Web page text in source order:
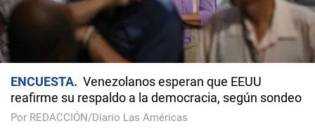
ENCUESTA
Venezolanos esperan que EEUU
reafirme su respaldo a la democracia, según sondeo
Por REDACCIÓN/Diario Las Américas